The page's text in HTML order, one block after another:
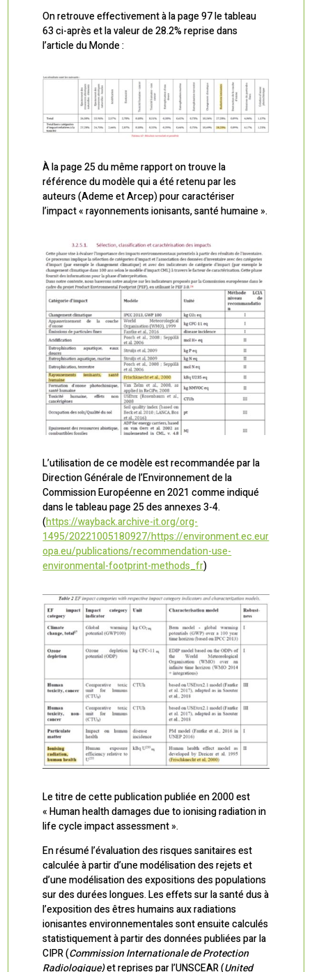
On retrouve effectivement à la page 97 le tableau
63 ci-après et la valeur de 28.2% reprise dans
l’article du Monde :
À la page 25 du même rapport on trouve la
référence du modèle qui a été retenu par les
auteurs (Ademe et Arcep) pour caractériser
l’impact « rayonnements ionisants, santé humaine ».
L’utilisation de ce modèle est recommandée par la
Direction Générale de l’Environnement de la
Commission Européenne en 2021 comme indiqué
dans le tableau page 25 des annexes 3-4.
(https://wayback.archive-it.org/org-
1495/20221005180927/https://environment.ec.eur
opa.eu/publications/recommendation-use-
environmental-footprint-methods_fr)
Le titre de cette publication publiée en 2000 est
« Human health damages due to ionising radiation in
life cycle impact assessment ».
En résumé l’évaluation des risques sanitaires est
calculée à partir d’une modélisation des rejets et
d’une modélisation des expositions des populations
sur des durées longues. Les effets sur la santé dus à
l’exposition des êtres humains aux radiations
ionisantes environnementales sont ensuite calculés
statistiquement à partir des données publiées par la
CIPR (Commission Internationale de Protection
Radiologique)et reprises par l’UNSCEAR (United